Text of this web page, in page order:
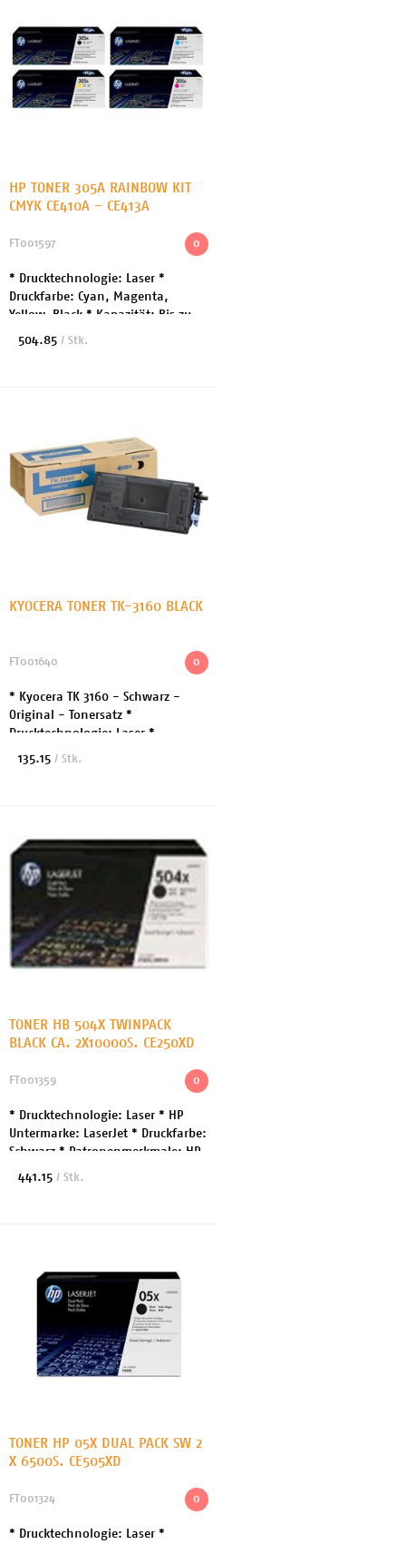
HP TONER 305A RAINBOW KIT
CMYK CE410A - CE413A
0
FT001597
* Drucktechnologie: Laser *
Druckfarbe: Cyan, Magenta,
Yellow, Black * Kapazität: Bis zu
2600 Seiten * Enthaltene Menge:
504.85 / Stk.
KYOCERA TONER TK-3160 BLACK
0
FT001640
* Kyocera TK 3160 - Schwarz -
Original - Tonersatz *
Drucktechnologie: Laser *
Druckfarbe: Schwarz *
135.15 / Stk.
TONER HB 504X TWINPACK
BLACK CA. 2X10000S. CE250XD
0
FT001359
* Drucktechnologie: Laser * HP
Untermarke: LaserJet * Druckfarbe:
Schwarz * Patronenmerkmale: HP
ColorSphere * Kapazität: Bis zu
441.15 / Stk.
TONER HP 05X DUAL PACK SW 2
X 6500S. CE505XD
0
FT001324
* Drucktechnologie: Laser *